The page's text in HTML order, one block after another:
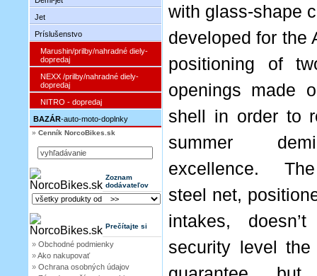
Jet
Príslušenstvo
Marushin/prilby/nahradné diely-
dopredaj
NEXX /prilby/nahradné diely-
dopredaj
NITRO - dopredaj
BAZÁR-auto-moto-doplnky
» Cenník NorcoBikes.sk
Zoznam
dodávateľov
Prečítajte si
» Obchodné podmienky
»Ako nakupovať
» Ochrana osobných údajov
with glass-shape
developed for the
positioning of
openings made
shell in order to
summer
excellence.
steel net,
intakes,
security level